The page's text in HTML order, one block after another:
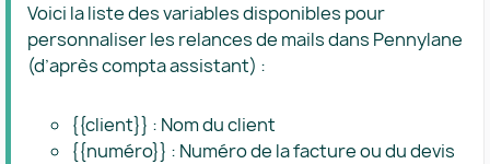
Voici la liste des variables disponibles pour
personnaliser les relances de mails dans Pennylane
(d’après compta assistant) :
{{client}} : Nom du client
{{numéro}} : Numéro de la facture ou du devis